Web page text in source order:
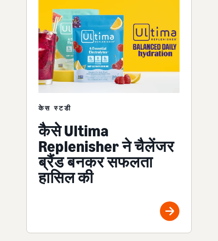
केस स्टडी
कैसे Ultima
Replenisher ने चैलेंजर
ब्रैंड बनकर सफलता
हासिल की